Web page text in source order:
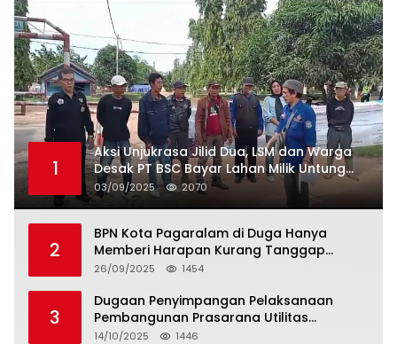
1
Aksi Unjukrasa Jilid Dua, LSM dan Warga
Desak PT BSC Bayar Lahan Milik Untung
Suropati
03/09/2025 2070
2
BPN Kota Pagaralam di Duga Hanya
Memberi Harapan Kurang Tanggap
Terkait Sertifikat Tumpang Tindih
26/09/2025 1454
3
Dugaan Penyimpangan Pelaksanaan
Pembangunan Prasarana Utilitas
Permukiman Desa Pajar Bulan
14/10/2025 1446